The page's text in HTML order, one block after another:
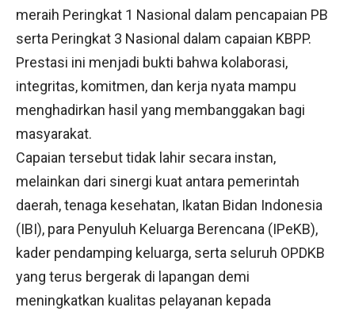
meraih Peringkat 1 Nasional dalam pencapaian PB
serta Peringkat 3 Nasional dalam capaian KBPP.
Prestasi ini menjadi bukti bahwa kolaborasi,
integritas, komitmen, dan kerja nyata mampu
menghadirkan hasil yang membanggakan bagi
masyarakat.
Capaian tersebut tidak lahir secara instan,
melainkan dari sinergi kuat antara pemerintah
daerah, tenaga kesehatan, Ikatan Bidan Indonesia
(IBI), para Penyuluh Keluarga Berencana (IPeKB),
kader pendamping keluarga, serta seluruh OPDKB
yang terus bergerak di lapangan demi
meningkatkan kualitas pelayanan kepada